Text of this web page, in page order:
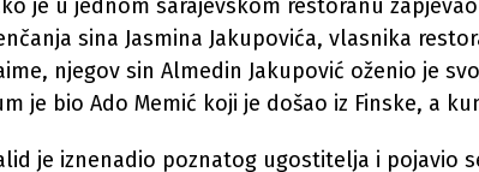
je u jednom sarajevskom restoranu
sina Jasmina Jakupovića, vlasnika
njegov sin Almedin Jakupović oženio je
je bio Ado Memić koji je došao iz Finske, a
je iznenadio poznatog ugostitelja i pojavio